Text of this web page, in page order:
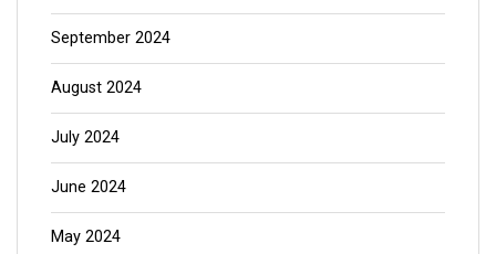
September 2024
August 2024
July 2024
June 2024
May 2024